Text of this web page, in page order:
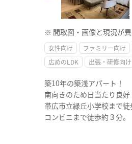
※ 間取図・画像と現況が異
女性向け ファミリー向け
広めのLDK
出張・研修向け
築10年の築浅アパート！
南向きのため日当たり良好
帯広市立緑丘小学校まで徒
コンビニまで徒歩約３分。